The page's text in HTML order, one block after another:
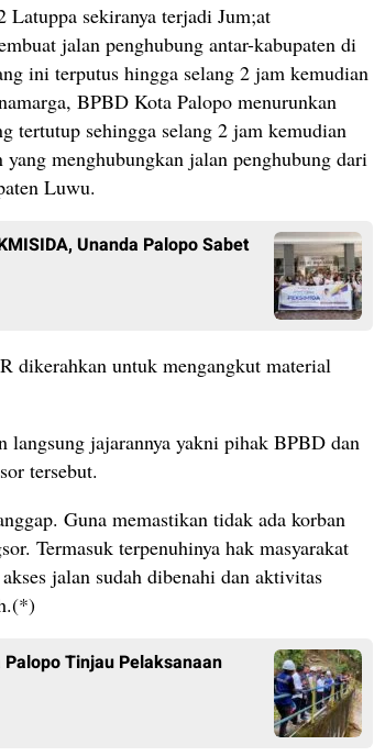
sekiranya terjadi Jum;at
jalan penghubung antar-kabupaten di
ini terputus hingga selang 2 jam kemudian
BPBD Kota Palopo menurunkan
tertutup sehingga selang 2 jam kemudian
menghubungkan jalan penghubung dari
Luwu.
Unanda Palopo Sabet
dikerahkan untuk mengangkut material
langsung jajarannya yakni pihak BPBD dan
tersebut.
Guna memastikan tidak ada korban
Termasuk terpenuhinya hak masyarakat
jalan sudah dibenahi dan aktivitas
Tinjau Pelaksanaan